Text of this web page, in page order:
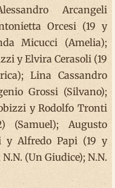
Arcangeli
Orcesi (19 y
Micucci (Amelia);
y Elvira Cerasoli (19
Lina Cassandro
Grossi (Silvano);
y Rodolfo Tronti
(Samuel); Augusto
y Alfredo Papi (19 y
(Un Giudice); N.N.